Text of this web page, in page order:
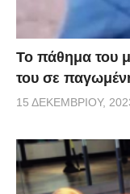
Το πάθημα του
του σε
15 ΔΕΚΕΜΒΡΊΟΥ,